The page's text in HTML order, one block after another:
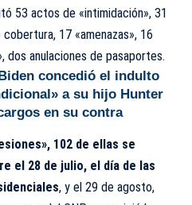
53 actos de «intimidación», 31
17 «amenazas», 16
dos anulaciones de pasaportes.
concedió el indulto
a su hijo Hunter
en su contra
102 de ellas se
el 28 de julio, el día de las
, y el 29 de agosto,